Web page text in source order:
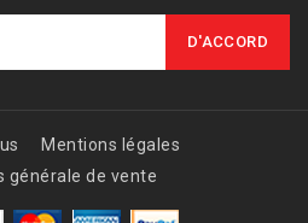
Mentions légales
générale de vente